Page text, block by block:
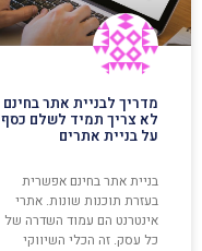
מדריך לבניית אתר בחינם
לא צריך תמיד לשלם כסף
על בניית אתרים
בניית אתר בחינם אפשרית
בעזרת תוכנות שונות. אתרי
אינטרנט הם עמוד השדרה של
כל עסק. זה הכלי השיווקי